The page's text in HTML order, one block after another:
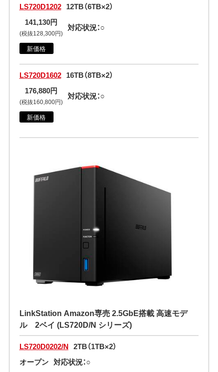
LS720D1202 12TB（6TB×2）
141,130円
(税抜128,300円)
対応状況：○
新価格
LS720D1602 16TB（8TB×2）
176,880円
(税抜160,800円)
対応状況：○
新価格
LinkStation Amazon専売 2.5GbE搭載 高速モデ
ル 2ベイ (LS720D/N シリーズ)
LS720D0202/N 2TB（1TB×2）
オープン 対応状況：○